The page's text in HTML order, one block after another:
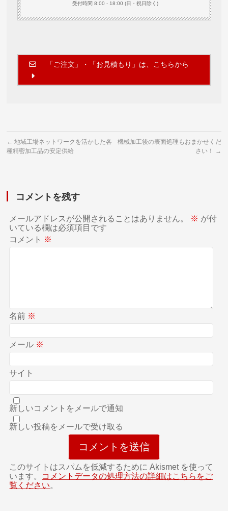
受付時間 8:00 - 18:00 (日・祝日除く)
「ご注文」・「お見積もり」は、こちらから
← 地域工場ネットワークを活かした各
種精密加工品の安定供給
機械加工後の表面処理もおまかせくだ
さい！
→
コメントを残す
メールアドレスが公開されることはありません。 ※ が付
いている欄は必須項目です
コメント ※
名前 ※
メール ※
サイト
新しいコメントをメールで通知
新しい投稿をメールで受け取る
このサイトはスパムを低減するために Akismet を使って
います。 コメントデータの処理方法の詳細はこちらをご
覧ください。